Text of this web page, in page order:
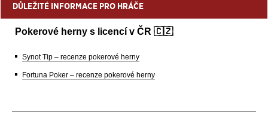
DŮLEŽITÉ INFORMACE PRO HRÁČE
Pokerové herny s licencí v ČR 🇨🇿
Synot Tip – recenze pokerové herny
Fortuna Poker – recenze pokerové herny